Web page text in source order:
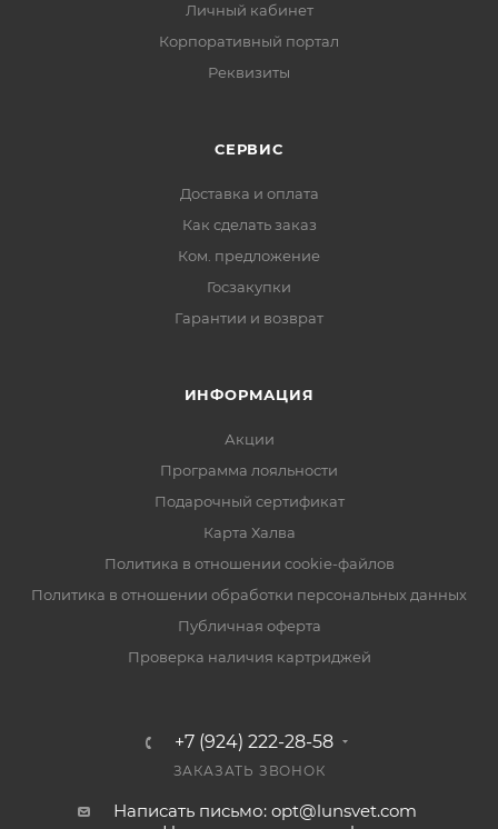
Личный кабинет
Корпоративный портал
Реквизиты
СЕРВИС
Доставка и оплата
Как сделать заказ
Ком. предложение
Госзакупки
Гарантии и возврат
ИНФОРМАЦИЯ
Акции
Программа лояльности
Подарочный сертификат
Карта Халва
Политика в отношении cookie-файлов
Политика в отношении обработки персональных данных
Публичная оферта
Проверка наличия картриджей
+7 (924) 222-28-58
ЗАКАЗАТЬ ЗВОНОК
Написать письмо: opt@lunsvet.com